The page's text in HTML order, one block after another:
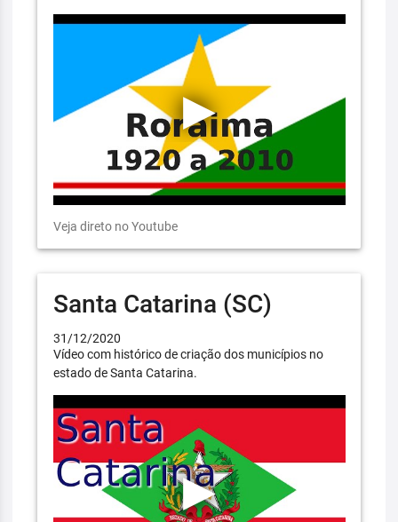
Veja direto no Youtube
Santa Catarina (SC)
31/12/2020
Vídeo com histórico de criação dos municípios no
estado de Santa Catarina.